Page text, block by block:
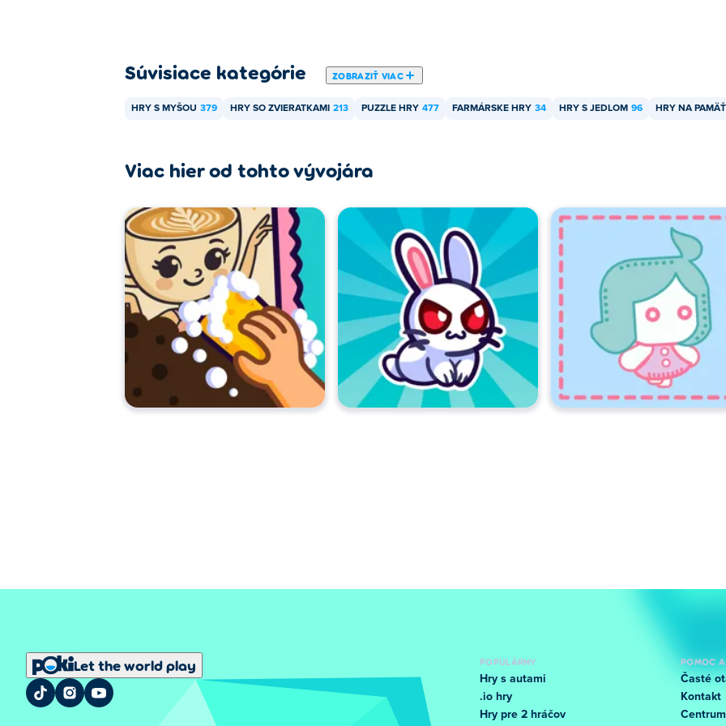
Súvisiace kategórie ZOBRAZIŤ VIAC
HRY S MYŠOU 379 HRY SO ZVIERATKAMI 213 PUZZLE HRY 477 FARMÁRSKE HRY 34 HRY S JEDLOM 96 HRY NA PAMÄŤ
Viac hier od tohto vývojára
Let the world play
POPULÁRNY
Hry s autami
.io hry
Hry pre 2 hráčov
POMOC
Časté
Kontakt